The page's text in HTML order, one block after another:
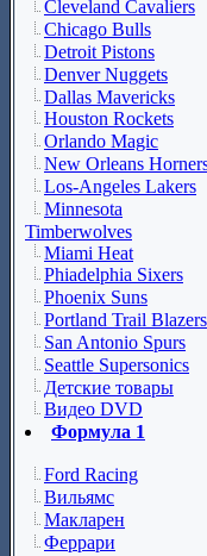
Cleveland Cavaliers
Chicago Bulls
Detroit Pistons
Denver Nuggets
Dallas Mavericks
Houston Rockets
Orlando Magic
New Orleans
Los-Angeles Lakers
Minnesota
Timberwolves
Miami Heat
Phiadelphia Sixers
Phoenix Suns
Portland Trail Blazers
San Antonio Spurs
Seattle Supersonics
Детские товары
Видео DVD
Формула 1
Ford Racing
Вильямс
Макларен
Феррари